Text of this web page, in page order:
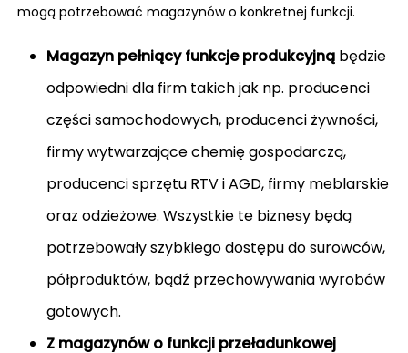
mogą potrzebować magazynów o konkretnej funkcji.
Magazyn pełniący funkcje produkcyjnąbędzie
odpowiedni dla firm takich jak np. producenci
części samochodowych, producenci żywności,
firmy wytwarzające chemię gospodarczą,
producenci sprzętu RTV i AGD, firmy meblarskie
oraz odzieżowe. Wszystkie te biznesy będą
potrzebowały szybkiego dostępu do surowców,
półproduktów, bądź przechowywania wyrobów
gotowych.
Z magazynów o funkcji przeładunkowej